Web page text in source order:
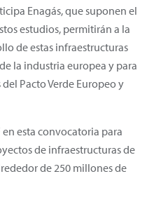
Enagás, que suponen el
estudios, permitirán a la
de estas infraestructuras
la industria europea y para
Pacto Verde Europeo y
esta convocatoria para
de infraestructuras de
de 250 millones de